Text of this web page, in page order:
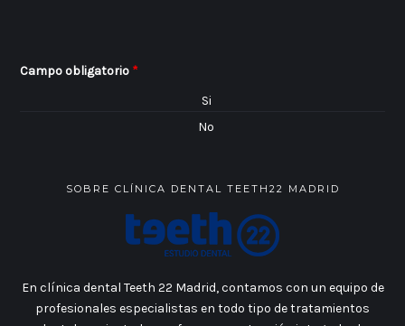
Campo obligatorio *
Si
No
SOBRE CLÍNICA DENTAL TEETH22 MADRID
En clínica dental Teeth 22 Madrid, contamos con un equipo de
profesionales especialistas en todo tipo de tratamientos